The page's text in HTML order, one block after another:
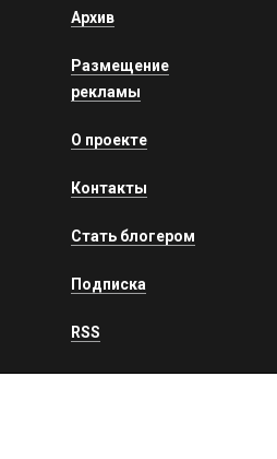
Архив
Размещение
рекламы
О проекте
Контакты
Стать блогером
Подписка
RSS